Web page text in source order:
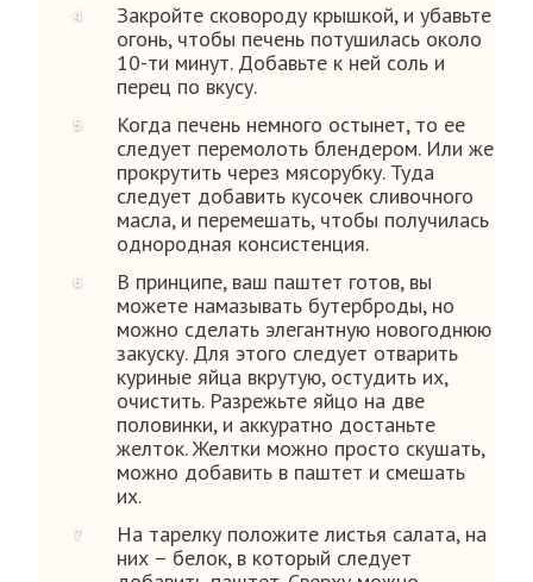
Закройте сковороду крышкой, и убавьте
огонь, чтобы печень потушилась около
10-ти минут. Добавьте к ней соль и
перец по вкусу.
Когда печень немного остынет, то ее
следует перемолоть блендером. Или же
прокрутить через мясорубку. Туда
следует добавить кусочек сливочного
масла, и перемешать, чтобы получилась
однородная консистенция.
В принципе, ваш паштет готов, вы
можете намазывать бутерброды, но
можно сделать элегантную новогоднюю
закуску. Для этого следует отварить
куриные яйца вкрутую, остудить их,
очистить. Разрежьте яйцо на две
половинки, и аккуратно достаньте
желток. Желтки можно просто скушать,
можно добавить в паштет и смешать
их.
На тарелку положите листья салата, на
них – белок, в который следует